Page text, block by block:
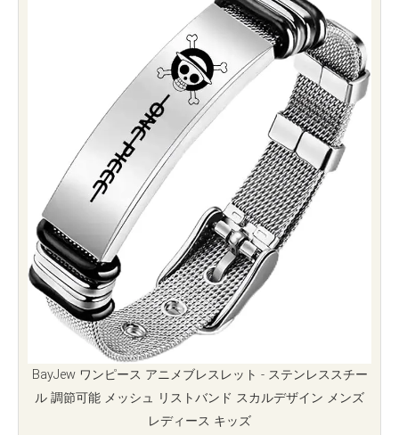
BayJew ワンピース アニメブレスレット - ステンレススチー
ル 調節可能 メッシュ リストバンド スカルデザイン メンズ
レディース キッズ